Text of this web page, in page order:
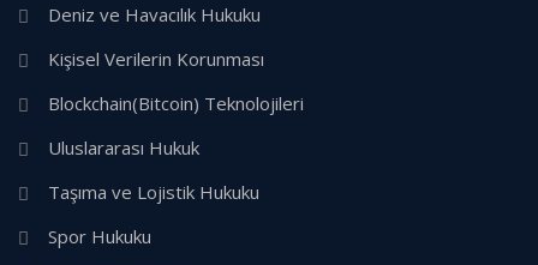
Deniz ve Havacılık Hukuku
Kişisel Verilerin Korunması
Blockchain(Bitcoin) Teknolojileri
Uluslararası Hukuk
Taşıma ve Lojistik Hukuku
Spor Hukuku